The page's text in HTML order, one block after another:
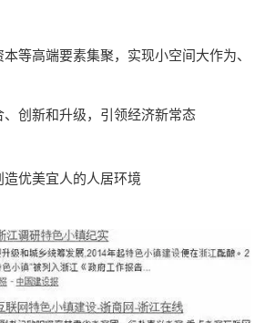
等高端要素集聚，实现小空间大作为、
创新和升级，引领经济新常态
优美宜人的人居环境